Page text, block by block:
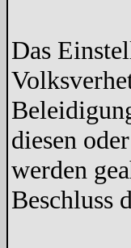
Das
diesen
werden
Beschluss